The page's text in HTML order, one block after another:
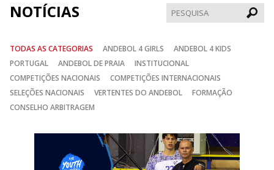
NOTÍCIAS
TODAS AS CATEGORIAS ANDEBOL 4 GIRLS
ANDEBOL 4 KIDS
PORTUGAL
ANDEBOL DE PRAIA
INSTITUCIONAL
COMPETIÇÕES NACIONAIS
COMPETIÇÕES INTERNACIONAIS
SELEÇÕES NACIONAIS
VERTENTES DO ANDEBOL
FORMAÇÃO
CONSELHO ARBITRAGEM